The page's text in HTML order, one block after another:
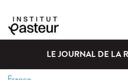
LE JOURNAL DE LA